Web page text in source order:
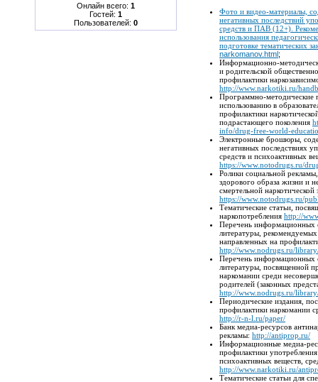
Онлайн всего: 1
Гостей: 1
Пользователей: 0
Фото и видео-материалы,
негативных последствий
средств и ПАВ (12+).
использования
подготовке тематических
narkomanov.html;
Информационно-
и родительской
профилактики
http://www.narkotiki.ru/
Программно-методические
использованию в
профилактики
подрастающего поколения
info/drug-free-world-
Электронные брошюры,
негативных последствиях
средств и психоактивных
https://www.notodrugs.ru/
Ролики социальной
здорового образа жизни и
смертельной наркотической
https://www.notodrugs.ru/
Тематические статьи,
наркопотребления http://
Перечень информационных
литературы,
направленных на
http://www.nodrugs.ru/
Перечень информационных
литературы, посвященной
наркомании среди
родителей (законных
http://www.nodrugs.ru/
Периодические издания,
профилактики наркомании
http://r-n-l.ru/paper/
Банк медиа-ресурсов
рекламы: http://antiprop.ru/
Информационные медиа-
профилактики
психоактивных веществ,
http://www.narkotiki.ru/
Тематические статьи для